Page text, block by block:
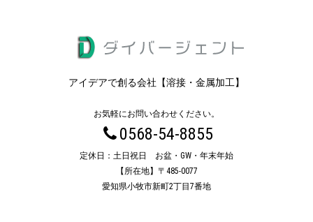
アイデアで創る会社【溶接・金属加工】
お気軽にお問い合わせください。
0568-54-8855
定休日：土日祝日 お盆・GW・年末年始
【所在地】〒485-0077
愛知県小牧市新町2丁目7番地